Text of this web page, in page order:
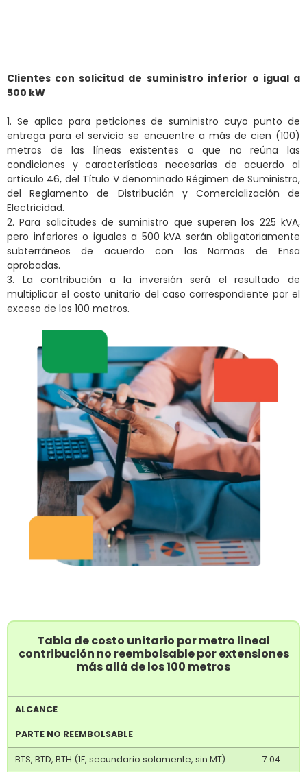
Clientes con solicitud de suministro inferior o igual a
500 kW
1. Se aplica para peticiones de suministro cuyo punto de
entrega para el servicio se encuentre a más de cien (100)
metros de las líneas existentes o que no reúna las
condiciones y características necesarias de acuerdo al
artículo 46, del Título V denominado Régimen de Suministro,
del Reglamento de Distribución y Comercialización de
Electricidad.
2. Para solicitudes de suministro que superen los 225 kVA,
pero inferiores o iguales a 500 kVA serán obligatoriamente
subterráneos de acuerdo con las Normas de Ensa
aprobadas.
3. La contribución a la inversión será el resultado de
multiplicar el costo unitario del caso correspondiente por el
exceso de los 100 metros.
Tabla de costo unitario por metro lineal
contribución no reembolsable por extensiones
más allá de los 100 metros
ALCANCE
PARTE NO REEMBOLSABLE
ALCANCE
BTS, BTD, BTH (1F, secundario solamente, sin MT)
7.04